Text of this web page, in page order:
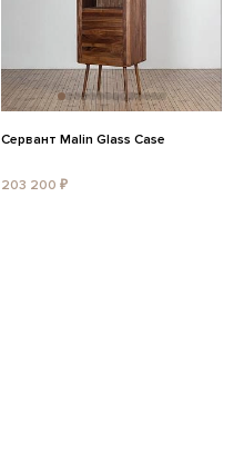
Сервант Malin Glass Case
203 200 ₽